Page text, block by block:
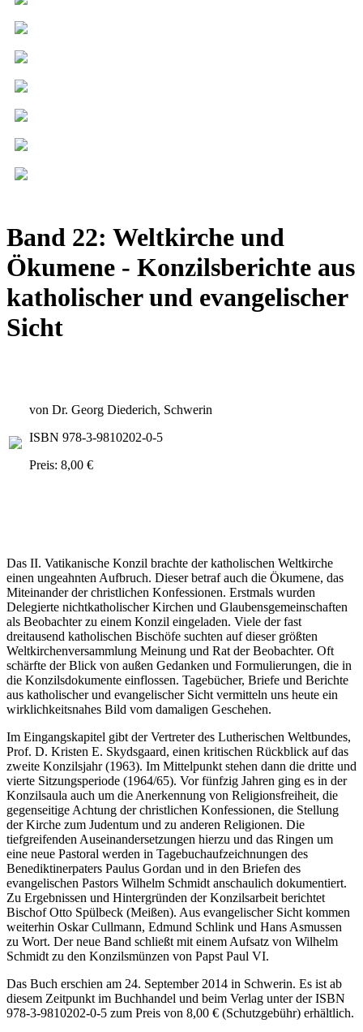
Band 22: Weltkirche und
Ökumene - Konzilsberichte aus
katholischer und evangelischer
Sicht
von Dr. Georg Diederich, Schwerin
ISBN 978-3-9810202-0-5
Preis: 8,00 €
Das II. Vatikanische Konzil brachte der katholischen Weltkirche
einen ungeahnten Aufbruch. Dieser betraf auch die Ökumene, das
Miteinander der christlichen Konfessionen. Erstmals wurden
Delegierte nichtkatholischer Kirchen und Glaubensgemeinschaften
als Beobachter zu einem Konzil eingeladen. Viele der fast
dreitausend katholischen Bischöfe suchten auf dieser größten
Weltkirchenversammlung Meinung und Rat der Beobachter. Oft
schärfte der Blick von außen Gedanken und Formulierungen, die in
die Konzilsdokumente einflossen. Tagebücher, Briefe und Berichte
aus katholischer und evangelischer Sicht vermitteln uns heute ein
wirklichkeitsnahes Bild vom damaligen Geschehen.
Im Eingangskapitel gibt der Vertreter des Lutherischen Weltbundes,
Prof. D. Kristen E. Skydsgaard, einen kritischen Rückblick auf das
zweite Konzilsjahr (1963). Im Mittelpunkt stehen dann die dritte und
vierte Sitzungsperiode (1964/65). Vor fünfzig Jahren ging es in der
Konzilsaula auch um die Anerkennung von Religionsfreiheit, die
gegenseitige Achtung der christlichen Konfessionen, die Stellung
der Kirche zum Judentum und zu anderen Religionen. Die
tiefgreifenden Auseinandersetzungen hierzu und das Ringen um
eine neue Pastoral werden in Tagebuchaufzeichnungen des
Benediktinerpaters Paulus Gordan und in den Briefen des
evangelischen Pastors Wilhelm Schmidt anschaulich dokumentiert.
Zu Ergebnissen und Hintergründen der Konzilsarbeit berichtet
Bischof Otto Spülbeck (Meißen). Aus evangelischer Sicht kommen
weiterhin Oskar Cullmann, Edmund Schlink und Hans Asmussen
zu Wort. Der neue Band schließt mit einem Aufsatz von Wilhelm
Schmidt zu den Konzilsmünzen von Papst Paul VI.
Das Buch erschien am 24. September 2014 in Schwerin. Es ist ab
diesem Zeitpunkt im Buchhandel und beim Verlag unter der ISBN
978-3-9810202-0-5 zum Preis von 8,00 € (Schutzgebühr) erhältlich.